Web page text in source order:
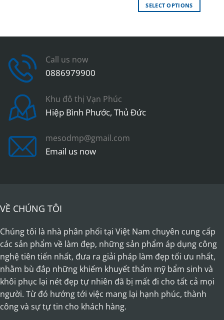
SELECT OPTIONS
has
Call us now
0886979900
Khu đô thị Vạn Phúc
Hiệp Bình Phước, Thủ Đức
mesodmp@gmail.com
Email us now
VỀ CHÚNG TÔI
Chúng tôi là nhà phân phối tại Việt Nam chuyên cung cấp
các sản phẩm về làm đẹp, những sản phẩm áp dụng công
nghệ tiên tiến nhất, đưa ra giải pháp làm đẹp tối ưu nhất,
nhằm bù đắp những khiếm khuyết thẩm mỹ bẩm sinh và
khôi phục lại nét đẹp tự nhiên đã bị mất đi cho tất cả mọi
người. Từ đó hướng tới việc mang lại hạnh phúc, thành
công và sự tự tin cho khách hàng.